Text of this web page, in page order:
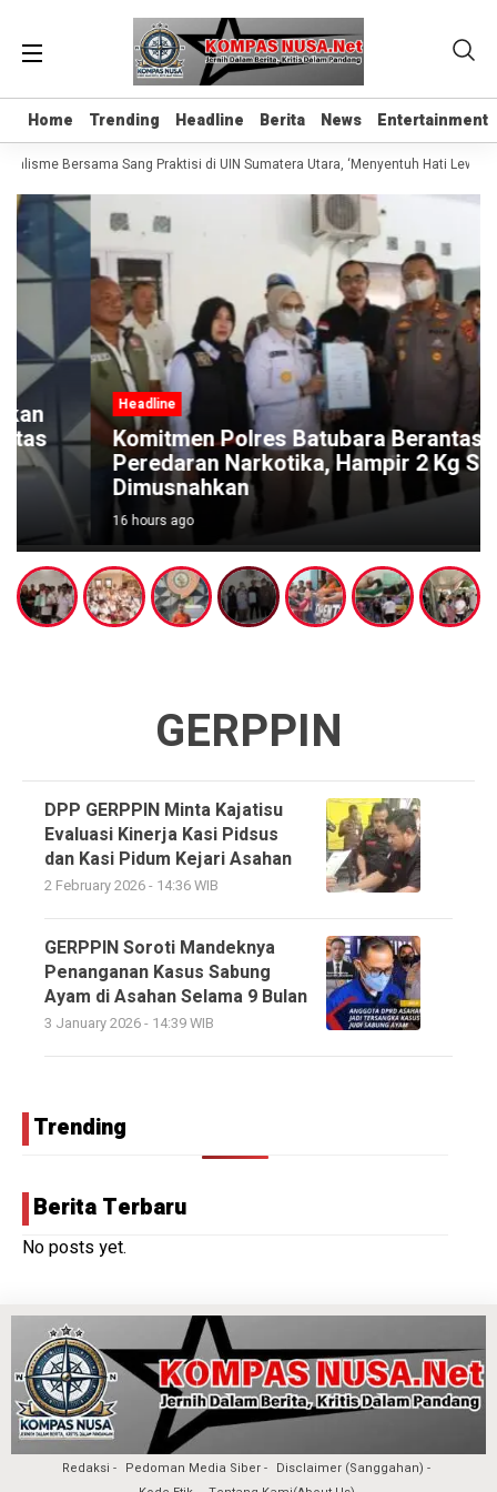
Home Trending Headline Berita News Entertainment
Home Trending Headline Berita News Entertainment
Bersama Sang Praktisi di UIN Sumatera Utara, ‘Menyentuh Hati Lewat
Headline
Komitmen Polres Batubara Berantas
Peredaran Narkotika, Hampir 2 Kg Sabu
Dimusnahkan
16 hours ago
GERPPIN
DPP GERPPIN Minta Kajatisu
Evaluasi Kinerja Kasi Pidsus
dan Kasi Pidum Kejari Asahan
2 February 2026 - 14:36 WIB
GERPPIN Soroti Mandeknya
Penanganan Kasus Sabung
Ayam di Asahan Selama 9 Bulan
3 January 2026 - 14:39 WIB
Trending
Berita Terbaru
No posts yet.
Redaksi Pedoman Media Siber
Disclaimer (Sanggahan)